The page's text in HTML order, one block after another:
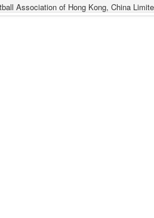
Association of Hong Kong, China